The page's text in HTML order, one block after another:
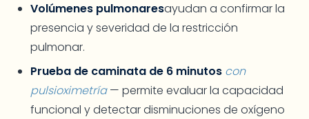
Volúmenes pulmonaresayudan a confirmar la
presencia y severidad de la restricción
pulmonar.
Prueba de caminata de 6 minutos con
pulsioximetría— permite evaluar la capacidad
funcional y detectar disminuciones de oxígeno